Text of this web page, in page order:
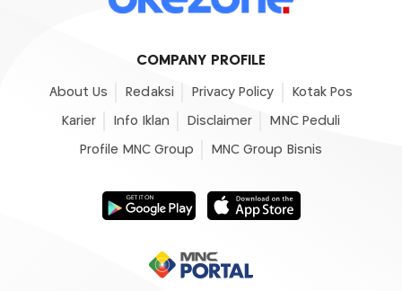
COMPANY PROFILE
About Us Redaksi Privacy Policy Kotak Pos
Karier Info Iklan Disclaimer MNC Peduli
Profile MNC Group MNC Group Bisnis